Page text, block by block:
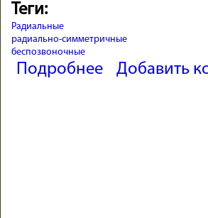
Теги:
Радиальные
радиально-симметричные
беспозвоночные
Подробнее о РАДИАЛЬНО-
Добавить